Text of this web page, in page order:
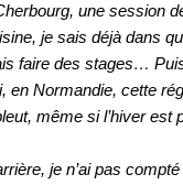
une session
je sais déjà dans
faire des stages…
en Normandie, cette
même si l’hiver est
je n’ai pas